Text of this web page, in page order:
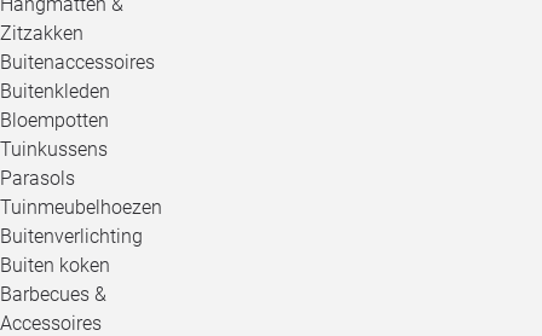
Zitzakken
Buitenaccessoires
Buitenkleden
Bloempotten
Tuinkussens
Parasols
Tuinmeubelhoezen
Buitenverlichting
Buiten koken
Barbecues &
Accessoires